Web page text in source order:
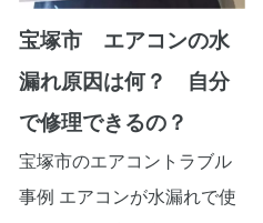
宝塚市 エアコンの水
漏れ原因は何？ 自分
で修理できるの？
宝塚市のエアコントラブル
事例 エアコンが水漏れで使